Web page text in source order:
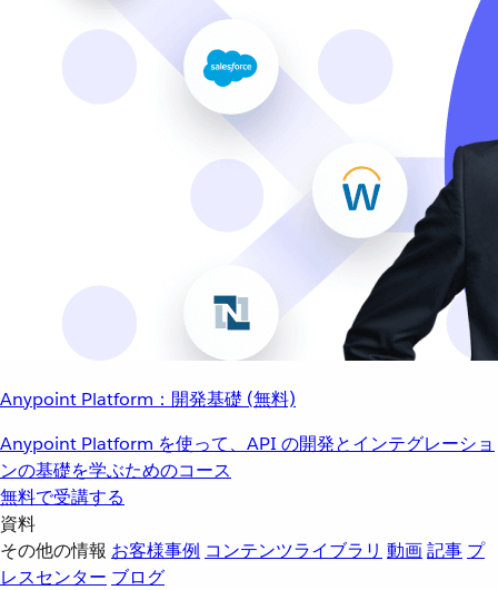
Anypoint Platform：開発基礎 (無料)
Anypoint Platform を使って、API の開発とインテグレーショ
ンの基礎を学ぶためのコース
無料で受講する
資料
その他の情報 お客様事例 コンテンツライブラリ 動画記事 プ
レスセンター ブログ